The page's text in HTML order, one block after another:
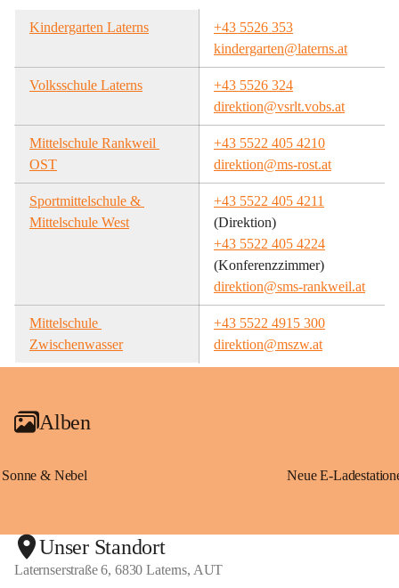
Kindergarten Laterns
+43 5526 353
kindergarten@laterns.at
Volksschule Laterns
+43 5526 324
direktion@vsrlt.vobs.at
Mittelschule Rankweil
OST
+43 5522 405 4210
direktion@ms-rost.at
Sportmittelschule &
Mittelschule West
+43 5522 405 4211
(Direktion)
+43 5522 405 4224
(Konferenzzimmer)
direktion@sms-rankweil.at
Mittelschule
Zwischenwasser
+43 5522 4915 300
direktion@mszw.at
Alben
Sonne & Nebel
Unser Standort
Laternserstraße 6, 6830 Laterns, AUT